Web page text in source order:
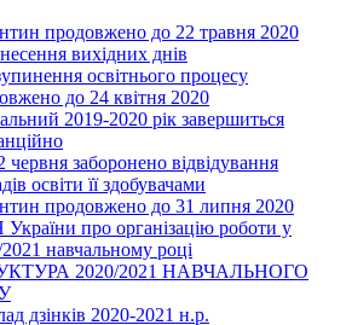
продовжено до 22 травня 2020
вихідних днів
освітнього процесу
до 24 квітня 2020
2019-2020 рік завершиться
червня заборонено відвідування
освіти її здобувачами
продовжено до 31 липня 2020
про організацію роботи у
навчальному році
2020/2021 НАВЧАЛЬНОГО
дзінків 2020-2021 н.р.